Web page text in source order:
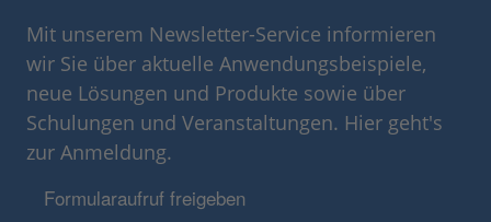
Mit unserem Newsletter-Service informieren
wir Sie über aktuelle Anwendungsbeispiele,
neue Lösungen und Produkte sowie über
Schulungen und Veranstaltungen. Hier geht's
zur Anmeldung.
Formularaufruf freigeben